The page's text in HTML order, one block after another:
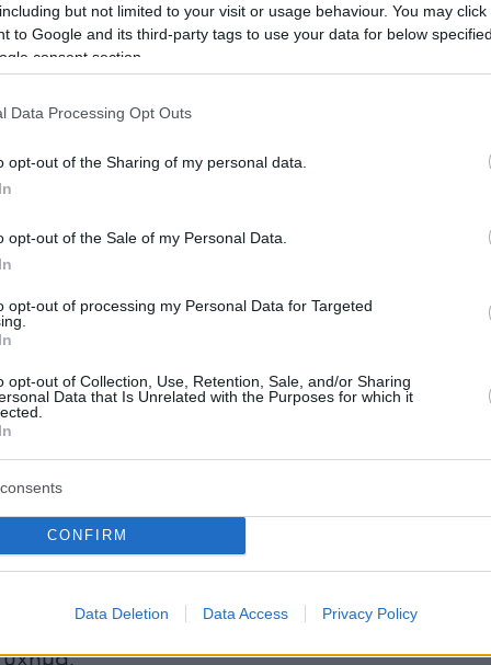
but not limited to your visit or usage behaviour. You may
to Google and its third-party tags to use your data for below
consent section.
Data Processing Opt Outs
opt-out of the Sharing of my personal data.
opt-out of the Sale of my Personal Data.
opt-out of processing my Personal Data for Targeted
opt-out of Collection, Use, Retention, Sale, and/or Sharing
Data that Is Unrelated with the Purposes for which it
CONFIRM
Data Deletion Data Access Privacy Policy
του asfaleies24.gr δεν είναι μόνο
απλά τα απαραίτητα στοιχεία, όπως
οδηγού και οχήματος, λαμβάνουμε
από περισσότερες από 27 ασφαλιστικές
της ασφαλιστικής αγοράς.
και γρήγορα τις μεγαλύτερες
εταιρείες καθώς ακόμα και τις direct
που δραστηριοποιούνται μόνο διαδικτυακά.
σημείο, την ιστοσελίδα του asfaleies24.gr
μέρος της ασφαλιστικής αγοράς
ή του κινητού μας.
εμείς οι ίδιοι που θα αποφασίσουμε για τη
μηχανής
διαμορφώσουμε το συμβόλαιο όπως
έξτρα καλύψεις όπως οδική
κρυστάλλων, νομική προστασία καθώς και